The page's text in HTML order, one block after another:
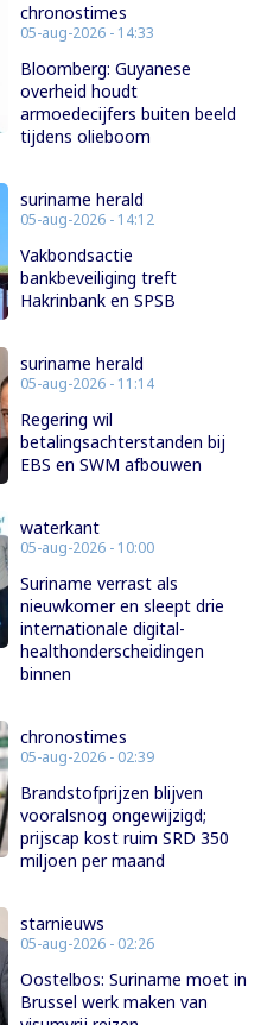
chronostimes
05-aug-2026 - 14:33
Bloomberg: Guyanese
overheid houdt
armoedecijfers buiten beeld
tijdens olieboom
suriname herald
05-aug-2026 - 14:12
Vakbondsactie
bankbeveiliging treft
Hakrinbank en SPSB
suriname herald
05-aug-2026 - 11:14
Regering wil
betalingsachterstanden bij
EBS en SWM afbouwen
waterkant
05-aug-2026 - 10:00
Suriname verrast als
nieuwkomer en sleept drie
internationale digital-
healthonderscheidingen
binnen
chronostimes
05-aug-2026 - 02:39
Brandstofprijzen blijven
vooralsnog ongewijzigd;
prijscap kost ruim SRD 350
miljoen per maand
starnieuws
05-aug-2026 - 02:26
Oostelbos: Suriname moet in
Brussel werk maken van